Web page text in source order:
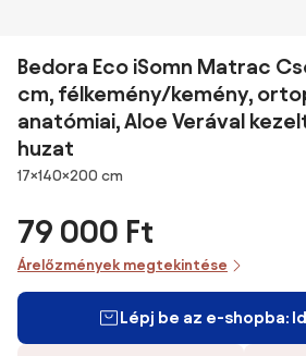
Bedora Eco iSomn Matrac
cm, félkemény/kemény,
anatómiai, Aloe Verával
huzat
Méretek
17×140×200 cm
79 000 Ft
Árelőzmények megtekintése
Lépj be az e-shopba: